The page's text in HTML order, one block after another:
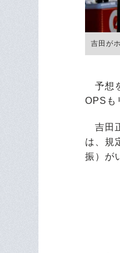
吉田が
予想
OPSも
吉田
は、規
振）が